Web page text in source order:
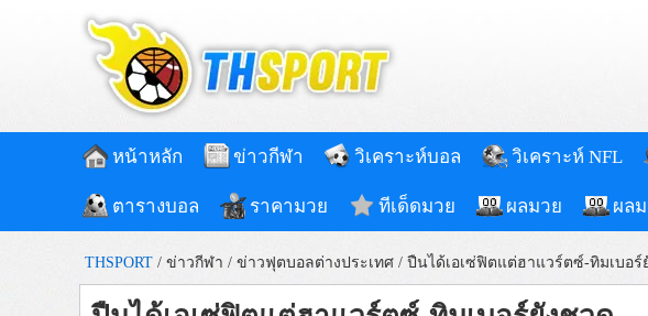
หน้าหลัก ข่าวกีฬา วิเคราะห์บอล วิเคราะห์ NFL
ตารางบอล ราคามวย ทีเด็ดมวย ผลมวย ผล
THSPORT / ข่าวกีฬา / ข่าวฟุตบอลต่างประเทศ / ปืนได้เอเซ่ฟิตแต่ฮาแวร์ตซ์-ทิมเบอร์